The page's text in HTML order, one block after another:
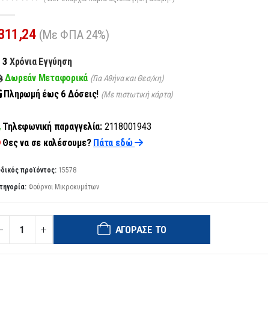
(Με ΦΠΑ 24%)
3 Χρόνια Εγγύηση
Δωρεάν Μεταφορικά (Για Αθήνα και Θεσ/κη)
Πληρωμή έως 6 Δόσεις! (Με πιστωτική κάρτα)
Τηλεφωνική παραγγελία:2118001943
Θες να σε καλέσουμε? Πάτα εδώ
προϊόντος: 15578
Φούρνοι Μικροκυμάτων
ΑΓΌΡΑΣΈ ΤΟ